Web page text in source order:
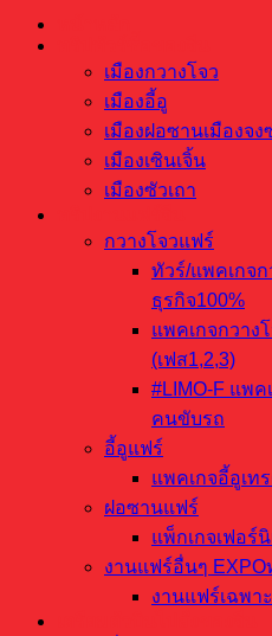
เมืองกวางโจว
เมืองอี้อู
เมืองฝอซานเมืองจง
เมืองเซินเจิ้น
เมืองซัวเถา
กวางโจวแฟร์
ทัวร์/แพคเกจก
ธุรกิจ100%
แพคเกจกวาง
(เฟส1,2,3)
#LIMO-F แพค
คนขับรถ
อี้อูแฟร์
แพคเกจอี้อูเท
ฝอซานแฟร์
แพ็กเกจเฟอร์
งานแฟร์อื่นๆ EXPO
งานแฟร์เฉพา